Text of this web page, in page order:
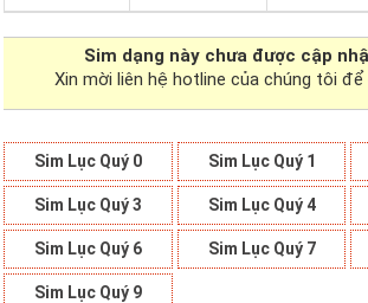
Sim dạng này chưa được cập
Xin mời liên hệ hotline của chúng tôi
Sim Lục Quý 0 Sim Lục Quý 1
Sim Lục Quý 3 Sim Lục Quý 4
Sim Lục Quý 6 Sim Lục Quý 7
Sim Lục Quý 9